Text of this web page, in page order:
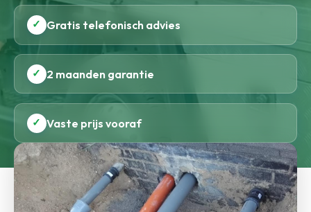
✓ Gratis telefonisch advies
✓ 2 maanden garantie
✓ Vaste prijs vooraf